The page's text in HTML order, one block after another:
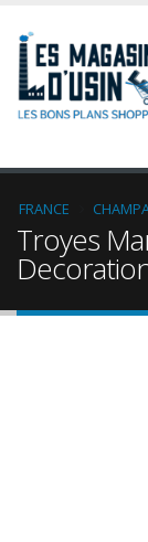
FRANCE
Troyes